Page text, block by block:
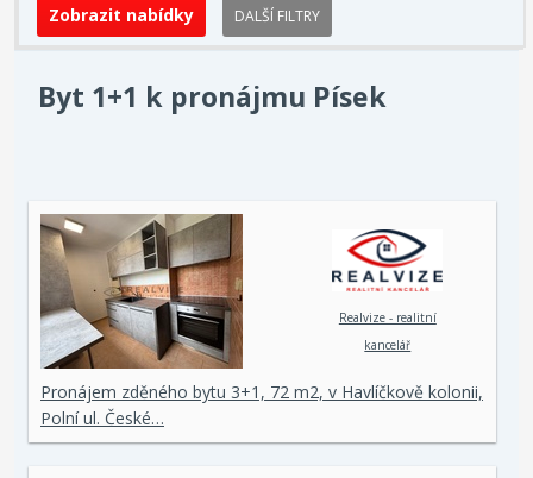
DALŠÍ FILTRY
Byt 1+1 k pronájmu Písek
Realvize - realitní
kancelář
Pronájem zděného bytu 3+1, 72 m2, v Havlíčkově kolonii,
Polní ul. České…